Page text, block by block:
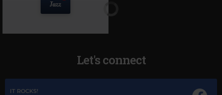
Let's connect
IT ROCKS!